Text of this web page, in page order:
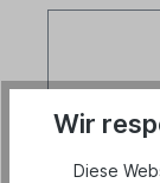
Wir
Diese